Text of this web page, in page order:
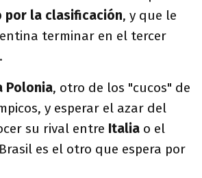
por la clasificación, y que le
terminar en el tercer
Polonia, otro de los "cucos" de
y esperar el azar del
su rival entre Italia o el
es el otro que espera por